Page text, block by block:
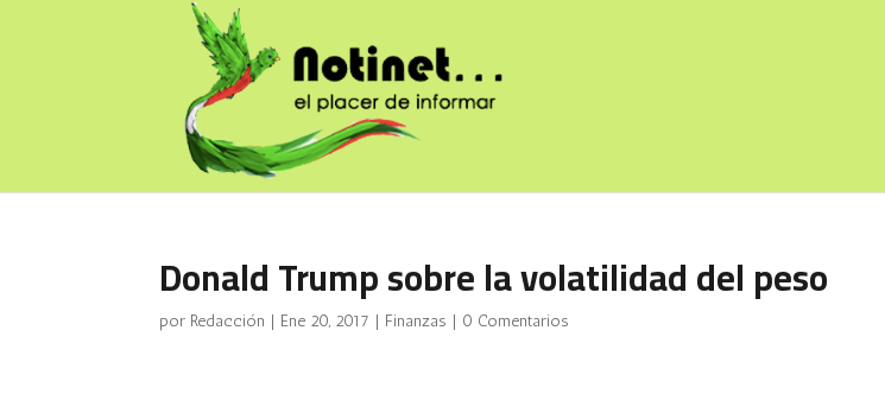
Donald Trump sobre la volatilidad del peso
por Redacción | Ene 20, 2017 | Finanzas | 0 Comentarios